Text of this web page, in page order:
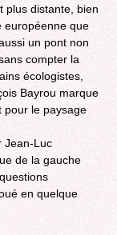
plus distante, bien
européenne que
un pont non
compter la
écologistes,
Bayrou marque
pour le paysage
Jean-Luc
de la gauche
en quelque